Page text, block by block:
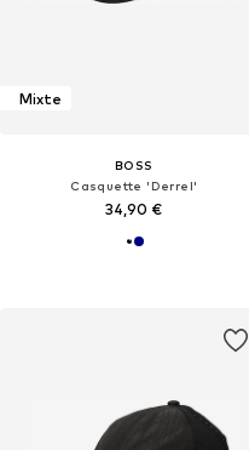
Mixte
BOSS
Casquette 'Derrel'
34,90 €